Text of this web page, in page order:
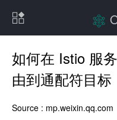
如何在 Istio 服
由到通配符目标
Source : mp.weixin.qq.com